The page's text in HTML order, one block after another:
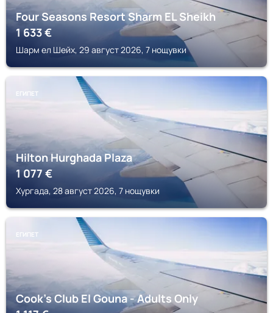
Four Seasons Resort Sharm EL Sheikh
1 633€
Шарм ел Шейх, 29 август 2026, 7 нощувки
ЕГИПЕТ
Hilton Hurghada Plaza
1 077€
Хургада, 28 август 2026, 7 нощувки
ЕГИПЕТ
Cook's Club El Gouna - Adults Only